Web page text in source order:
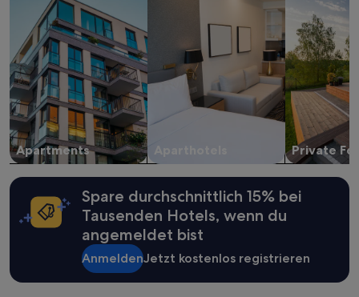
1 Übernachtung
von
2 Erwachsenen
gefunden
wurde.
Preise
und
Verfügbarkeiten
können
sich
ändern.
Es
können
zusätzliche
Bedingungen
Apartments Aparthotels Private
Spare durchschnittlich 15% bei
Tausenden Hotels, wenn du
angemeldet bist
AnmeldenJetzt kostenlos registrieren